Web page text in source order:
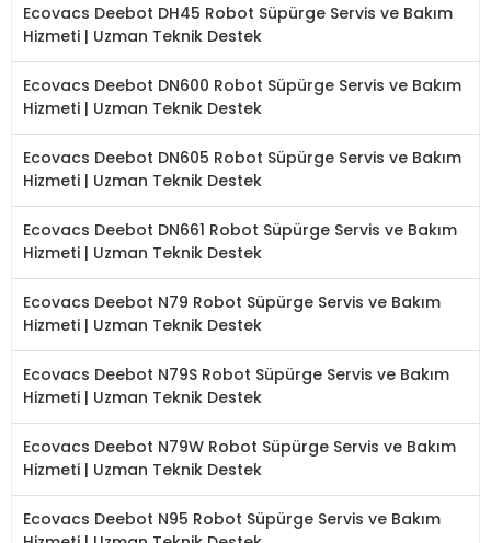
Ecovacs Deebot DH45 Robot Süpürge Servis ve Bakım
Hizmeti | Uzman Teknik Destek
Ecovacs Deebot DN600 Robot Süpürge Servis ve Bakım
Hizmeti | Uzman Teknik Destek
Ecovacs Deebot DN605 Robot Süpürge Servis ve Bakım
Hizmeti | Uzman Teknik Destek
Ecovacs Deebot DN661 Robot Süpürge Servis ve Bakım
Hizmeti | Uzman Teknik Destek
Ecovacs Deebot N79 Robot Süpürge Servis ve Bakım
Hizmeti | Uzman Teknik Destek
Ecovacs Deebot N79S Robot Süpürge Servis ve Bakım
Hizmeti | Uzman Teknik Destek
Ecovacs Deebot N79W Robot Süpürge Servis ve Bakım
Hizmeti | Uzman Teknik Destek
Ecovacs Deebot N95 Robot Süpürge Servis ve Bakım